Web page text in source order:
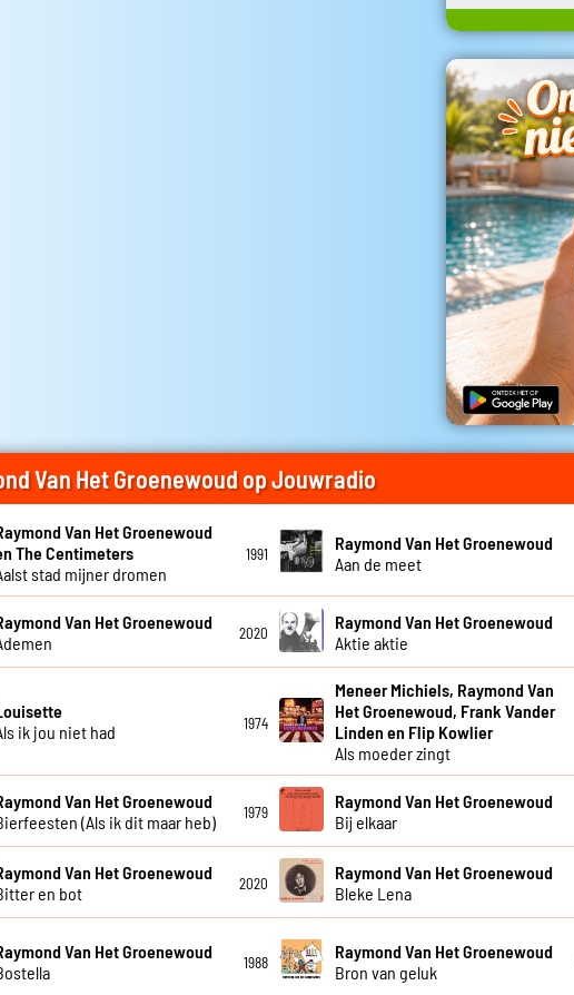
Van Het Groenewoud op Jouwradio
Van Het Groenewoud
The Centimeters
stad mijner dromen
1991
Raymond Van Het Groenewoud
Aan de meet
Van Het Groenewoud
2020
Raymond Van Het Groenewoud
Aktie aktie
ik jou niet had
1974
Meneer Michiels, Raymond Van
Het Groenewoud, Frank Vander
Linden en Flip Kowlier
Als moeder zingt
Van Het Groenewoud
(Als ik dit maar heb)
1979
Raymond Van Het Groenewoud
Bij elkaar
Van Het Groenewoud
en bot
2020
Raymond Van Het Groenewoud
Bleke Lena
Van Het Groenewoud
1988
Raymond Van Het Groenewoud
Bron van geluk